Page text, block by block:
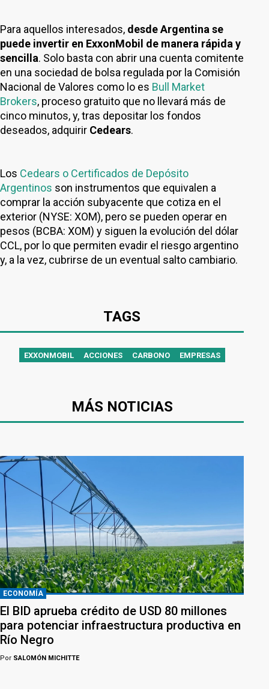
Para aquellos interesados, desde Argentina se
puede invertir en ExxonMobil de manera rápida y
sencilla. Solo basta con abrir una cuenta comitente
en una sociedad de bolsa regulada por la Comisión
Nacional de Valores como lo es Bull Market
Brokers, proceso gratuito que no llevará más de
cinco minutos, y, tras depositar los fondos
deseados, adquirir Cedears.
Los Cedears o Certificados de Depósito
Argentinos son instrumentos que equivalen a
comprar la acción subyacente que cotiza en el
exterior (NYSE: XOM), pero se pueden operar en
pesos (BCBA: XOM) y siguen la evolución del dólar
CCL, por lo que permiten evadir el riesgo argentino
y, a la vez, cubrirse de un eventual salto cambiario.
TAGS
EXXONMOBIL ACCIONES CARBONO EMPRESAS
MÁS NOTICIAS
ECONOMÍA
El BID aprueba crédito de USD 80 millones
para potenciar infraestructura productiva en
Río Negro
Por SALOMÓN MICHITTE